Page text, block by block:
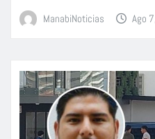
ManabiNoticias Ago